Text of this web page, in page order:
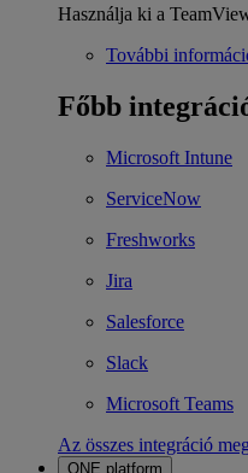
Használja ki a
További
Főbb
Microsoft Intune
ServiceNow
Freshworks
Jira
Salesforce
Slack
Microsoft Teams
Az összes integráció
ONE platform